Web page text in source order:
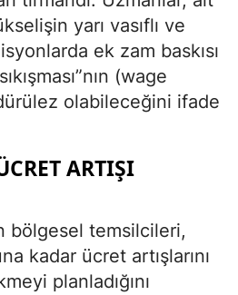
yarı vasıflı ve
ek zam baskısı
(wage
olabileceğini ifade
ARTIŞI
bölgesel temsilcileri,
kadar ücret artışlarını
planladığını